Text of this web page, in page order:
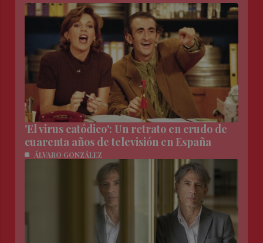
'El virus catódico': Un retrato en crudo de
cuarenta años de televisión en España
ÁLVARO GONZÁLEZ